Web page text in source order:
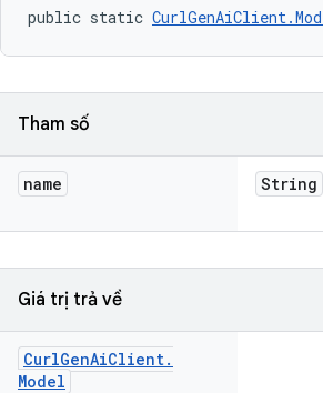
public static
Tham số
name String
Giá trị trả về
CurlGenAiClient.
Model